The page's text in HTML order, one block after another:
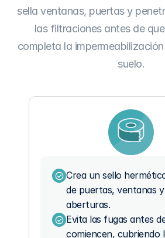
sella ventanas, puertas y
las filtraciones antes de
completa la
suelo.
Crea un sello
de puertas, ventanas y
aberturas.
Evita las fugas antes
comiencen, cubriendo